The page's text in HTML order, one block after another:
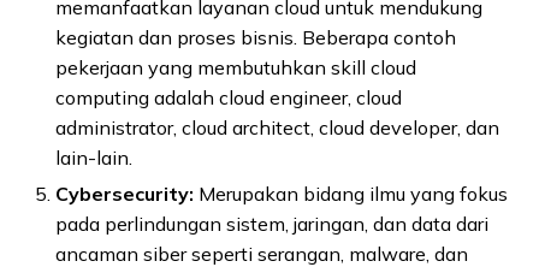
memanfaatkan layanan cloud untuk mendukung
kegiatan dan proses bisnis. Beberapa contoh
pekerjaan yang membutuhkan skill cloud
computing adalah cloud engineer, cloud
administrator, cloud architect, cloud developer, dan
lain-lain.
Cybersecurity: Merupakan bidang ilmu yang fokus
pada perlindungan sistem, jaringan, dan data dari
ancaman siber seperti serangan, malware, dan